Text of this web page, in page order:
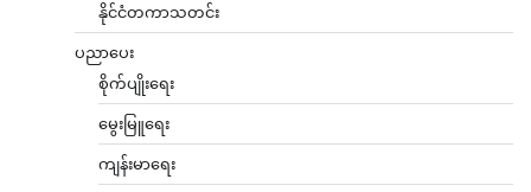
နိုင်ငံတကာသတင်း
ပညာပေး
စိုက်ပျိုးရေး
မွေးမြူရေး
ကျန်းမာရေး